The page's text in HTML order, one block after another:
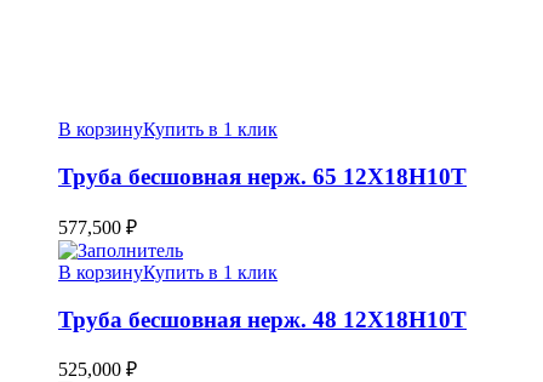
В корзинуКупить в 1 клик
Труба бесшовная нерж. 65 12Х18Н10Т
577,500 ₽
В корзинуКупить в 1 клик
Труба бесшовная нерж. 48 12Х18Н10Т
525,000 ₽